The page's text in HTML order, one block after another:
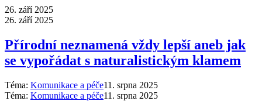
26. září 2025
26. září 2025
Přírodní neznamená vždy lepší aneb jak
se vypořádat s naturalistickým klamem
Téma: Komunikace a péče11. srpna 2025
Téma: Komunikace a péče11. srpna 2025